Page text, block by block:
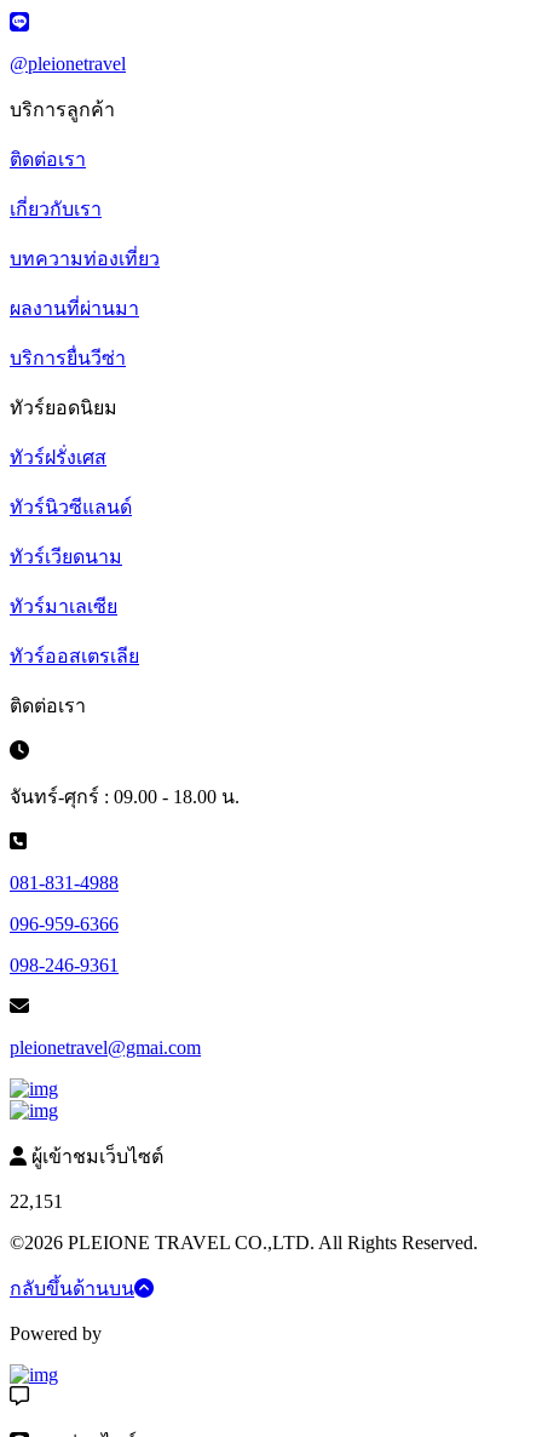
@pleionetravel
บริการลูกค้า
ติดต่อเรา
เกี่ยวกับเรา
บทความท่องเที่ยว
ผลงานที่ผ่านมา
บริการยื่นวีซ่า
ทัวร์ยอดนิยม
ทัวร์ฝรั่งเศส
ทัวร์นิวซีแลนด์
ทัวร์เวียดนาม
ทัวร์มาเลเซีย
ทัวร์ออสเตรเลีย
ติดต่อเรา
จันทร์-ศุกร์ : 09.00 - 18.00 น.
081-831-4988
096-959-6366
098-246-9361
pleionetravel@gmai.com
ผู้เข้าชมเว็บไซต์
22,151
©2026 PLEIONE TRAVEL CO.,LTD. All Rights Reserved.
กลับขึ้นด้านบน
Powered by